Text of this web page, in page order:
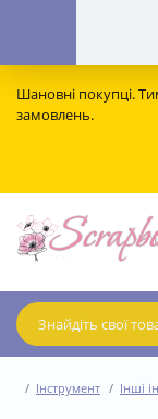
Шановні покупці.
замовлень.
Інструмент Інші